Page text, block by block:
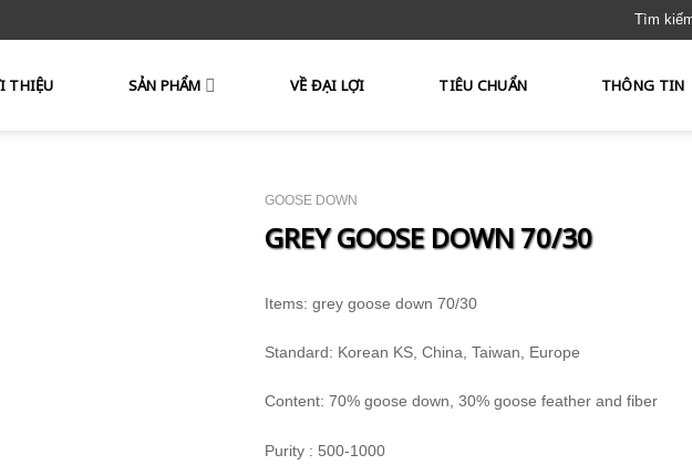
Tìm
kiếm:
THIỆU SẢN PHẨM VỀ ĐẠI LỢI TIÊU CHUẨN THÔNG TIN
GOOSE DOWN
GREY GOOSE DOWN 70/30
Items: grey goose down 70/30
Standard: Korean KS, China, Taiwan, Europe
Content: 70% goose down, 30% goose feather and fiber
Purity : 500-1000